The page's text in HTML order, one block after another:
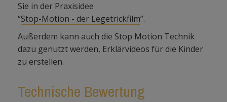
Sie in der Praxisidee
“Stop-Motion - der Legetrickfilm”.
Außerdem kann auch die Stop Motion Technik
dazu genutzt werden, Erklärvideos für die Kinder
zu erstellen.
Technische Bewertung